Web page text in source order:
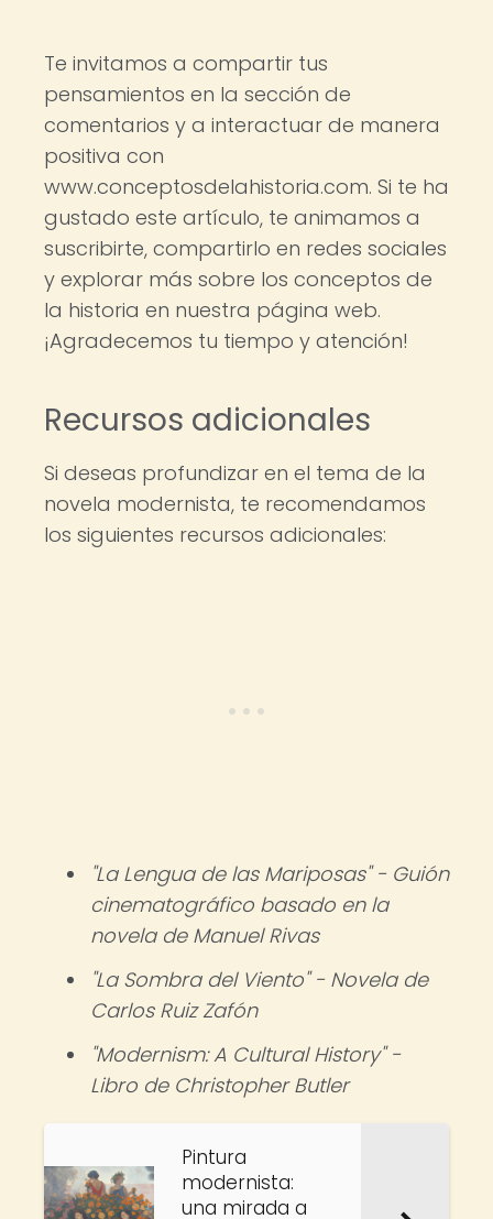
Te invitamos a compartir tus
pensamientos en la sección de
comentarios y a interactuar de manera
positiva con
www.conceptosdelahistoria.com. Si te ha
gustado este artículo, te animamos a
suscribirte, compartirlo en redes sociales
y explorar más sobre los conceptos de
la historia en nuestra página web.
¡Agradecemos tu tiempo y atención!
Recursos adicionales
Si deseas profundizar en el tema de la
novela modernista, te recomendamos
los siguientes recursos adicionales:
"La Lengua de las Mariposas" - Guión
cinematográfico basado en la
novela de Manuel Rivas
"La Sombra del Viento" - Novela de
Carlos Ruiz Zafón
"Modernism: A Cultural History" -
Libro de Christopher Butler
Pintura
modernista:
una mirada a